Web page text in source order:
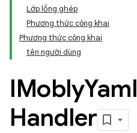
Lớp lồng ghép
Phương thức công khai
Phương thức công khai
tên người dùng
IMoblyYaml
Handler